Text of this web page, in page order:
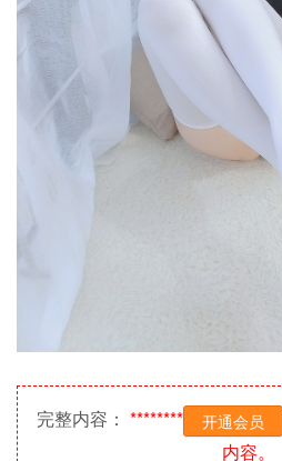
完整内容： ******** 开通会员
内容。